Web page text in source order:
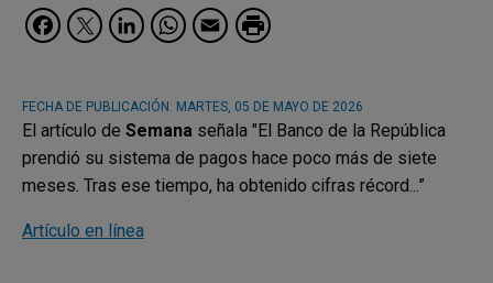
Facebook
Twitter
LinkedIn
WhatsApp
Email
FECHA DE PUBLICACIÓN: MARTES, 05 DE MAYO DE 2026
El artículo de Semana señala "El Banco de la República
prendió su sistema de pagos hace poco más de siete
meses. Tras ese tiempo, ha obtenido cifras récord...”
Artículo en línea